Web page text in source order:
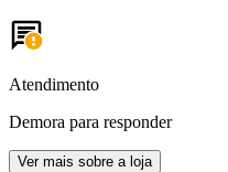
Atendimento
Demora para responder
Ver mais sobre a loja